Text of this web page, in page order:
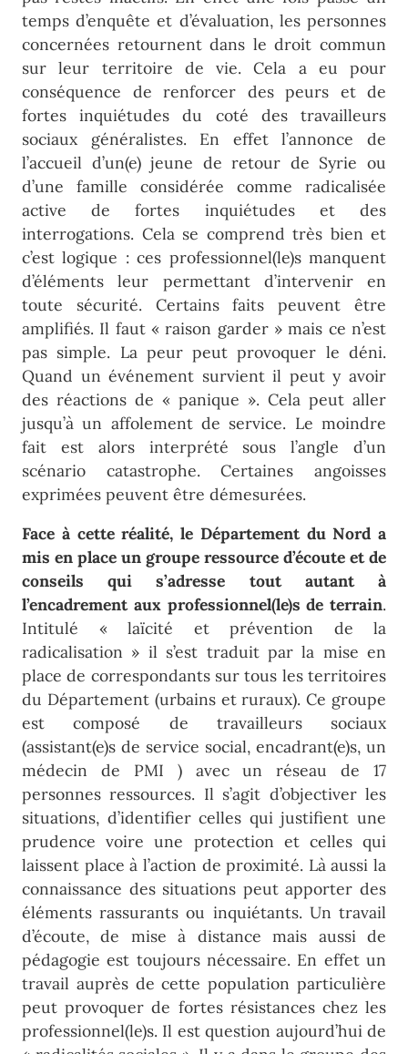
temps d’enquête et d’évaluation, les personnes
concernées retournent dans le droit commun
sur leur territoire de vie. Cela a eu pour
conséquence de renforcer des peurs et de
fortes inquiétudes du coté des travailleurs
sociaux généralistes. En effet l’annonce de
l’accueil d’un(e) jeune de retour de Syrie ou
d’une famille considérée comme radicalisée
active de fortes inquiétudes et des
interrogations. Cela se comprend très bien et
c’est logique : ces professionnel(le)s manquent
d’éléments leur permettant d’intervenir en
toute sécurité. Certains faits peuvent être
amplifiés. Il faut « raison garder » mais ce n’est
pas simple. La peur peut provoquer le déni.
Quand un événement survient il peut y avoir
des réactions de « panique ». Cela peut aller
jusqu’à un affolement de service. Le moindre
fait est alors interprété sous l’angle d’un
scénario catastrophe. Certaines angoisses
exprimées peuvent être démesurées.
Face à cette réalité, le Département du Nord a
mis en place un groupe ressource d’écoute et de
conseils qui s’adresse tout autant à
l’encadrement aux professionnel(le)s de terrain.
Intitulé « laïcité et prévention de la
radicalisation » il s’est traduit par la mise en
place de correspondants sur tous les territoires
du Département (urbains et ruraux). Ce groupe
est composé de travailleurs sociaux
(assistant(e)s de service social, encadrant(e)s, un
médecin de PMI ) avec un réseau de 17
personnes ressources. Il s’agit d’objectiver les
situations, d’identifier celles qui justifient une
prudence voire une protection et celles qui
laissent place à l’action de proximité. Là aussi la
connaissance des situations peut apporter des
éléments rassurants ou inquiétants. Un travail
d’écoute, de mise à distance mais aussi de
pédagogie est toujours nécessaire. En effet un
travail auprès de cette population particulière
peut provoquer de fortes résistances chez les
professionnel(le)s. Il est question aujourd’hui de